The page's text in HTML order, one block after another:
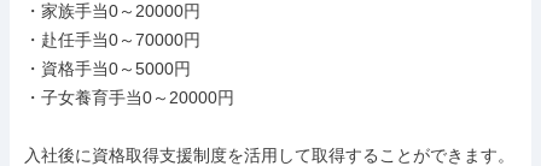
・家族手当0～20000円
・赴任手当0～70000円
・資格手当0～5000円
・子女養育手当0～20000円
入社後に資格取得支援制度を活用して取得することができます。